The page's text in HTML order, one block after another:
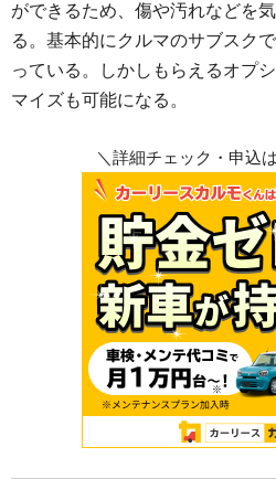
ができるため、傷や汚れなどを
る。基本的にクルマのサブスク
っている。しかしもらえるオプ
マイズも可能になる。
＼詳細チェック・申込